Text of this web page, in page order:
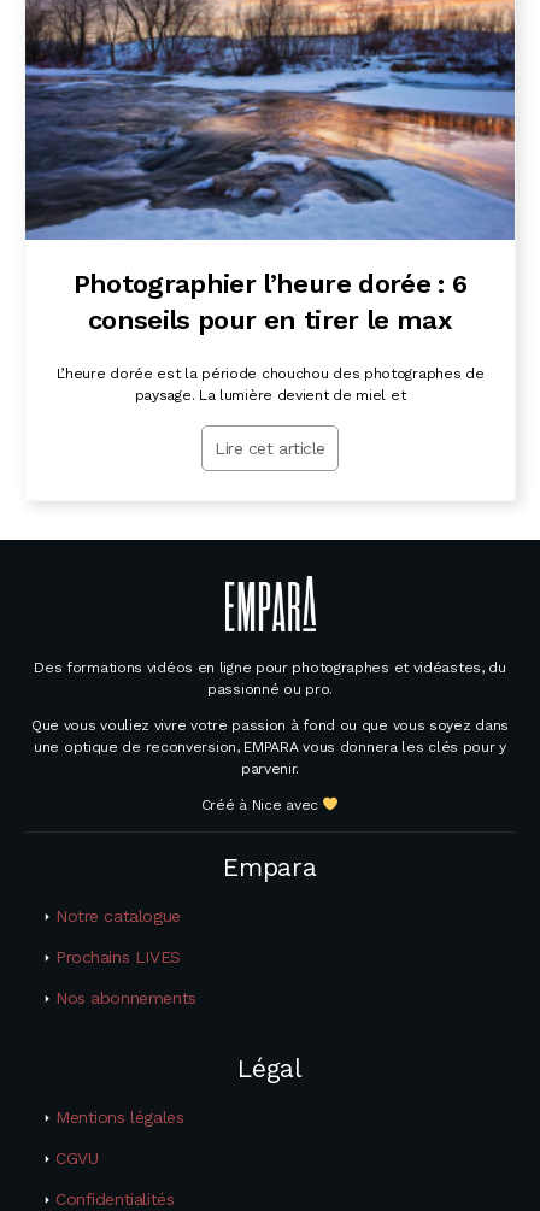
Photographier l’heure dorée : 6
conseils pour en tirer le max
L’heure dorée est la période chouchou des photographes de
paysage. La lumière devient de miel et
Lire cet article
Des formations vidéos en ligne pour photographes et vidéastes, du
passionné ou pro.
Que vous vouliez vivre votre passion à fond ou que vous soyez dans
une optique de reconversion, EMPARA vous donnera les clés pour y
parvenir.
Créé à Nice avec
Empara
Notre catalogue
Prochains LIVES
Nos abonnements
Légal
Mentions légales
CGVU
Confidentialités